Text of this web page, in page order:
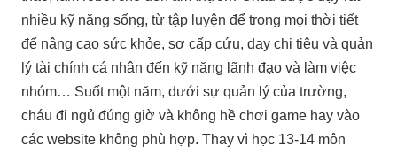
nhiều kỹ năng sống, từ tập luyện để trong mọi thời tiết
để nâng cao sức khỏe, sơ cấp cứu, dạy chi tiêu và quản
lý tài chính cá nhân đến kỹ năng lãnh đạo và làm việc
nhóm… Suốt một năm, dưới sự quản lý của trường,
cháu đi ngủ đúng giờ và không hề chơi game hay vào
các website không phù hợp. Thay vì học 13-14 môn